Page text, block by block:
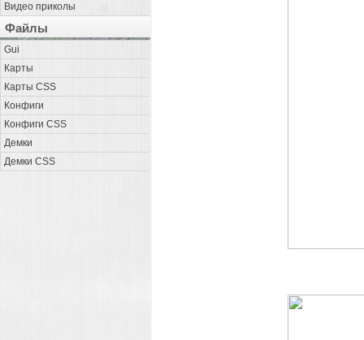
Видео приколы
Файлы
Gui
Карты
Карты CSS
Конфиги
Конфиги CSS
Демки
Демки CSS